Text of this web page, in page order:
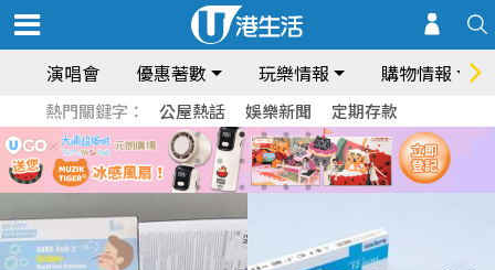
演唱會 優惠著數 玩樂情報 購物情報
熱門關鍵字： 公屋熱話 娛樂新聞 定期存款